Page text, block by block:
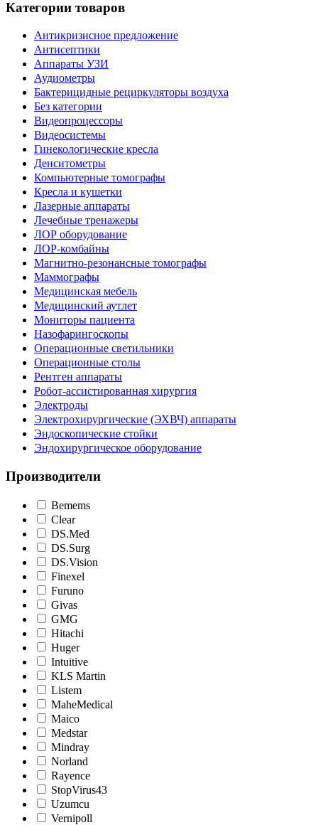
Категории товаров
Антикризисное предложение
Антисептики
Аппараты УЗИ
Аудиометры
Бактерицидные рециркуляторы воздуха
Без категории
Видеопроцессоры
Видеосистемы
Гинекологические кресла
Денситометры
Компьютерные томографы
Кресла и кушетки
Лазерные аппараты
Лечебные тренажеры
ЛОР оборудование
ЛОР-комбайны
Магнитно-резонансные томографы
Маммографы
Медицинская мебель
Медицинский аутлет
Мониторы пациента
Назофарингоскопы
Операционные светильники
Операционные столы
Рентген аппараты
Робот-ассистированная хирургия
Электроды
Электрохирургические (ЭХВЧ) аппараты
Эндоскопические стойки
Эндохирургическое оборудование
Производители
Bemems
Clear
DS.Med
DS.Surg
DS.Vision
Finexel
Furuno
Givas
GMG
Hitachi
Huger
Intuitive
KLS Martin
Listem
MaheMedical
Maico
Medstar
Mindray
Norland
Rayence
StopVirus43
Uzumcu
Vernipoll